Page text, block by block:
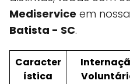
Mediservice em
Batista - SC.
Caracter
ística